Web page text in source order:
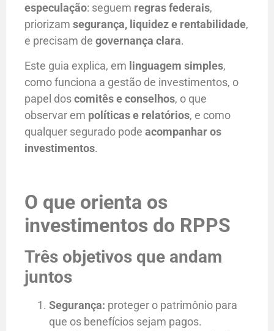
especulação: seguem regras federais,
priorizam segurança, liquidez e rentabilidade,
e precisam de governança clara.
Este guia explica, em linguagem simples,
como funciona a gestão de investimentos, o
papel doscomitês e conselhos, o que
observar em políticas e relatórios, e como
qualquer segurado pode acompanhar os
investimentos.
O que orienta os
investimentos do RPPS
Três objetivos que andam
juntos
Segurança: proteger o patrimônio para
que os benefícios sejam pagos.